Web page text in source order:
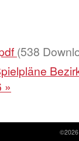
(538
»
©2026